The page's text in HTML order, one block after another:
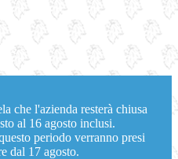
che l'azienda resterà chiusa
al 16 agosto inclusi.
periodo verranno presi
dal 17 agosto.